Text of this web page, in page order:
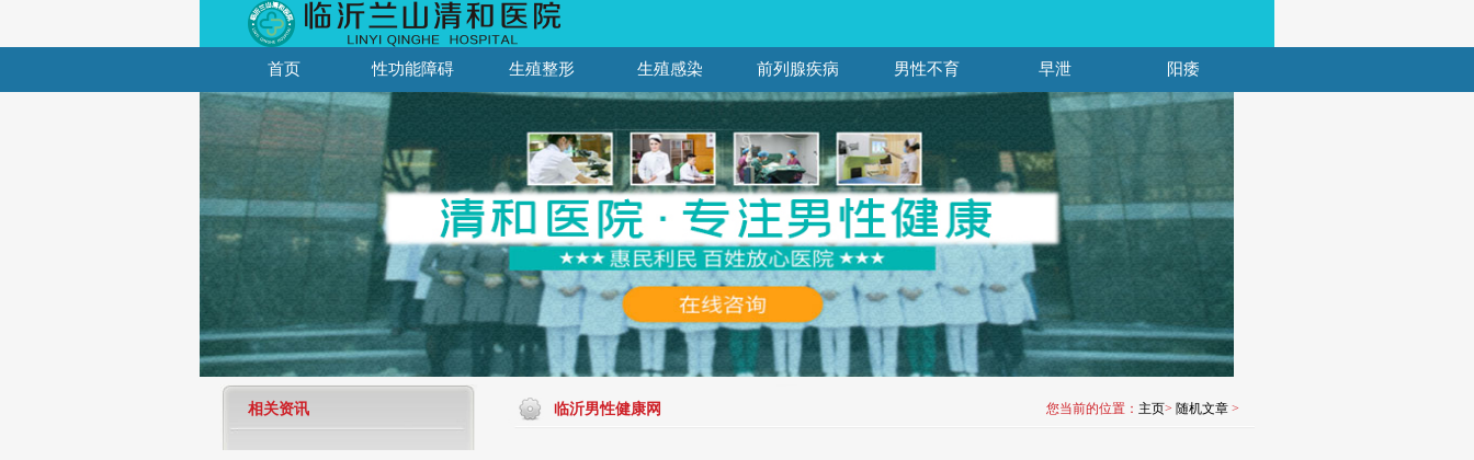
首页 性功能障碍 生殖整形 生殖感染 前列腺疾病 男性不育 早泄 阳痿
相关资讯 临沂男性健康网 您当前的位置： 主页> 随机文章 >